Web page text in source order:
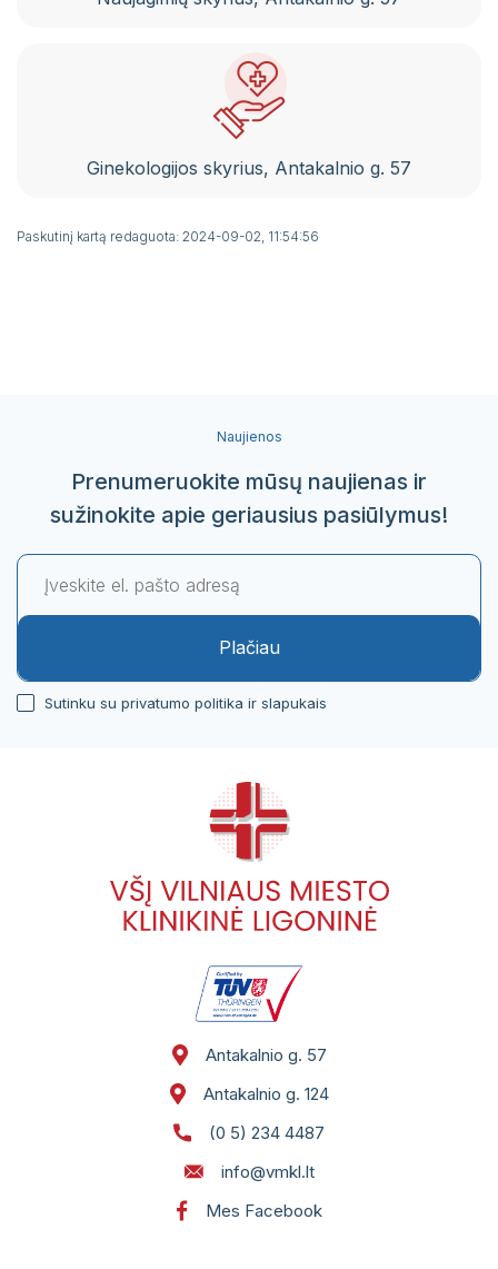
atsisakymo teikti asmens sveikatos priežiūros
paslaugas ir jų teikimo nutraukimo tvarkos
Gydytojai, konsultuojantys užsienio kalbomis
anketos
Ginekologijos skyrius, Antakalnio g. 57
Paskutinį kartą redaguota: 2024-09-02, 11:54:56
Naujienos
Prenumeruokite mūsų naujienas ir
sužinokite apie geriausius pasiūlymus!
Plačiau
Sutinku su privatumo politika ir slapukais
Antakalnio g. 57
Antakalnio g. 124
(0 5) 234 4487
info@vmkl.lt
Mes Facebook